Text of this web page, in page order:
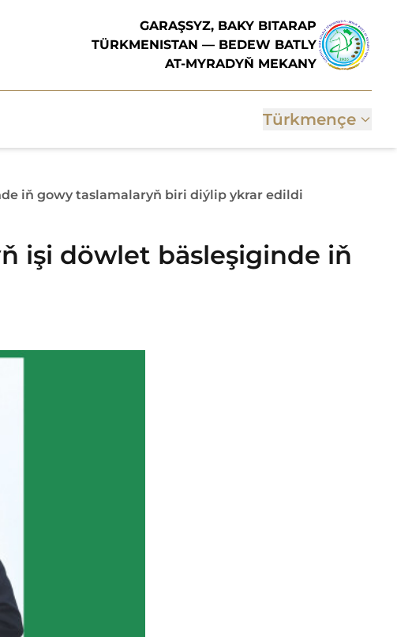
GARAŞSYZ, BAKY BITARAP
TÜRKMENISTAN — BEDEW BATLY
AT-MYRADYŇ MEKANY
Türkmençe
iň gowy taslamalaryň biri diýlip ykrar edildi
işi döwlet bäsleşiginde iň